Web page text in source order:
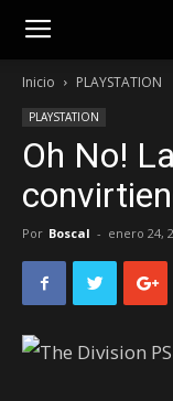
Inicio PLAYSTATION
PLAYSTATION
Oh No!
Por Boscal - enero 24,